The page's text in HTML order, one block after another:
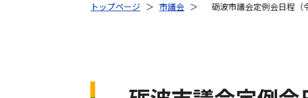
トップページ ＞ 市議会 ＞ 砺波市議会定例会日程（